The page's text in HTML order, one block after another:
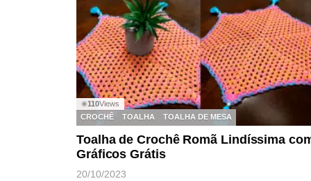
◉110Views
CROCHÊ
TOALHA TOALHA DE MESA
Toalha de Crochê Romã Lindíssima
Gráficos Grátis
20/10/2023